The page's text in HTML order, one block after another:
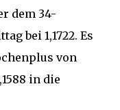
dem 34-
bei 1,1722. Es
von
in die